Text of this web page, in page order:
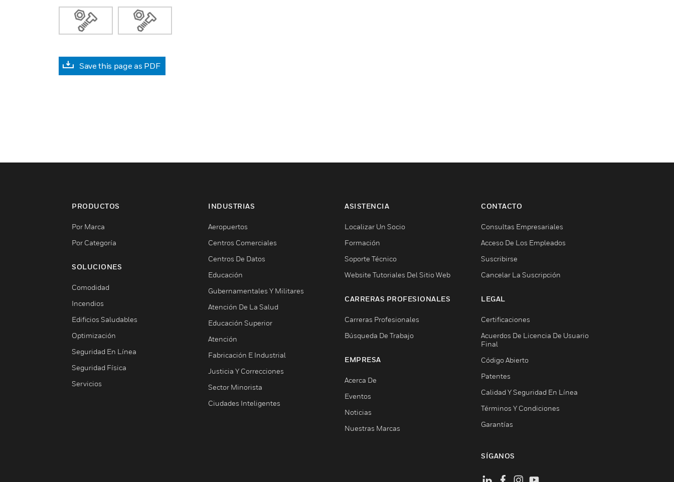
Save this page as PDF
PRODUCTOS
Por Marca
Por Categoría
SOLUCIONES
Comodidad
Incendios
Edificios Saludables
Optimización
Seguridad En Línea
Seguridad Física
Servicios
INDUSTRIAS
Aeropuertos
Centros Comerciales
Centros De Datos
Educación
Gubernamentales Y Militares
Atención De La Salud
Educación Superior
Atención
Fabricación E Industrial
Justicia Y Correcciones
Sector Minorista
Ciudades Inteligentes
ASISTENCIA
Localizar Un Socio
Formación
Soporte Técnico
Website Tutoriales Del Sitio Web
CARRERAS PROFESIONALES
Carreras Profesionales
Búsqueda De Trabajo
EMPRESA
Acerca De
Eventos
Noticias
Nuestras Marcas
CONTACTO
Consultas Empresariales
Acceso De Los Empleados
Suscribirse
Cancelar La Suscripción
LEGAL
Certificaciones
Acuerdos De Licencia De Usuario
Final
Código Abierto
Patentes
Calidad Y Seguridad En Línea
Términos Y Condiciones
Garantías
SÍGANOS